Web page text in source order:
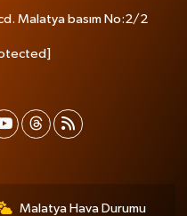
Malatya basım No:2/2
Malatya Hava Durumu